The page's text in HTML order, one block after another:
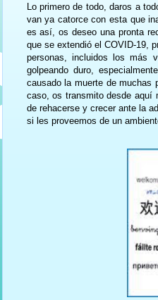
Lo primero de todo, daros a
van ya catorce con esta que
es así, os deseo una pronta
que se extendió el COVID-19,
personas, incluidos los más
golpeando duro,
causado la muerte de muchas
caso, os transmito desde aquí
de rehacerse y crecer ante la
si les proveemos de un